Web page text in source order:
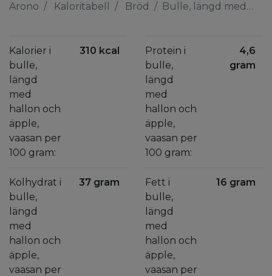
Arono Kaloritabell Bröd Bulle, längd med hallon och äpple, vaasan
Kalorier i
bulle,
längd
med
hallon och
äpple,
vaasan per
100 gram:
310 kcal
Kolhydrat i
bulle,
längd
med
hallon och
äpple,
vaasan per
37 gram
Protein i
bulle,
längd
med
hallon och
äpple,
vaasan per
100 gram:
4,6
gram
Fett i
bulle,
längd
med
hallon och
äpple,
vaasan per
16 gram